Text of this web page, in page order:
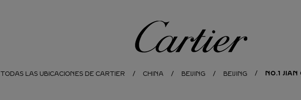
Cartier
TODAS LAS UBICACIONES DE CARTIER CHINA BEIJING BEIJING NO.1